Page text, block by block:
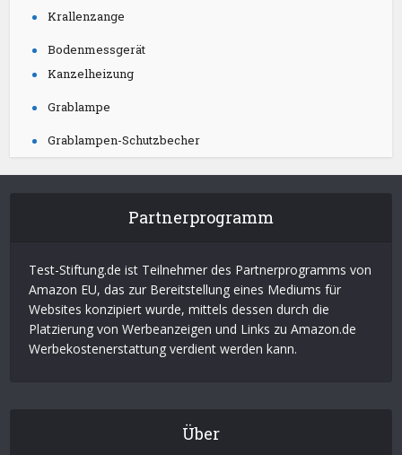
Krallenzange
Bodenmessgerät
Kanzelheizung
Grablampe
Grablampen-Schutzbecher
Partnerprogramm
Test-Stiftung.de ist Teilnehmer des Partnerprogramms von
Amazon EU, das zur Bereitstellung eines Mediums für
Websites konzipiert wurde, mittels dessen durch die
Platzierung von Werbeanzeigen und Links zu Amazon.de
Werbekostenerstattung verdient werden kann.
Über